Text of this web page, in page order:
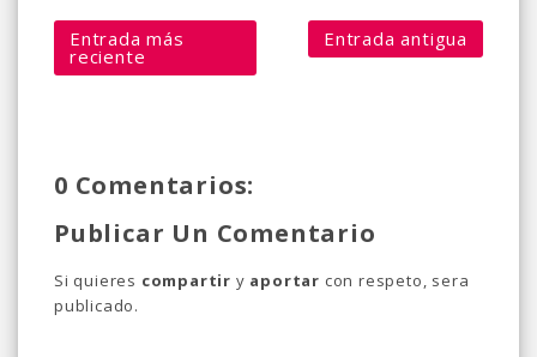
Entrada más
reciente
Entrada antigua
0 Comentarios:
Publicar Un Comentario
Si quieres compartir y aportar con respeto, sera
publicado.